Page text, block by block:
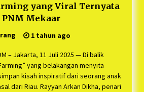
yang Viral Ternyata
PNM Mekaar
1 tahun ago
– Jakarta, 11 Juli 2025 — Di balik
yang belakangan menyita
kisah inspiratif dari seorang anak
dari Riau. Rayyan Arkan Dikha, penari